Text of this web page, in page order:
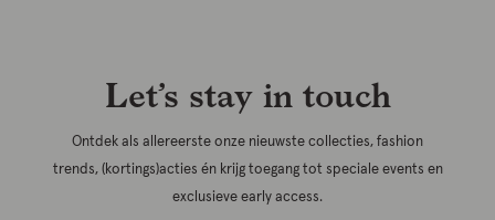
Let’s stay in touch
Ontdek als allereerste onze nieuwste collecties, fashion
trends, (kortings)acties én krijg toegang tot speciale events en
exclusieve early access.